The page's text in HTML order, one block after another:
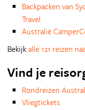
Backpacken van
Travel
Australië
Bekijkalle 121 reizen
Vind je
Rondreizen
Vliegtickets